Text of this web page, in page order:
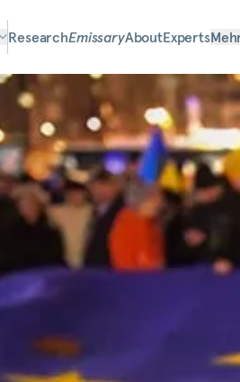
ResearchEmissaryAboutExperts